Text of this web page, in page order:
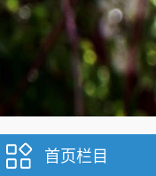
首页栏目